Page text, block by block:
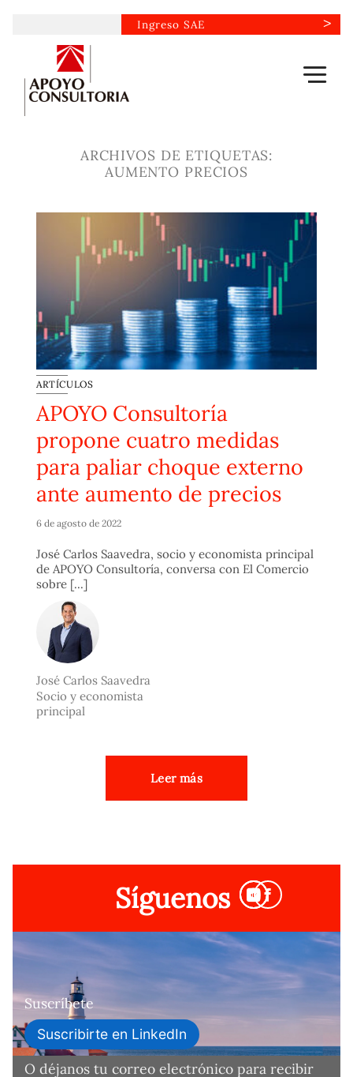
contenido
Ingreso SAE
ARCHIVOS DE ETIQUETAS:
AUMENTO PRECIOS
ARTÍCULOS
APOYO Consultoría
propone cuatro medidas
para paliar choque externo
ante aumento de precios
6 de agosto de 2022
José Carlos Saavedra, socio y economista principal
de APOYO Consultoría, conversa con El Comercio
sobre [...]
José Carlos Saavedra
Socio y economista
principal
Leer más
Síguenos
Suscríbete
Suscribirte en LinkedIn
O déjanos tu correo electrónico para recibir